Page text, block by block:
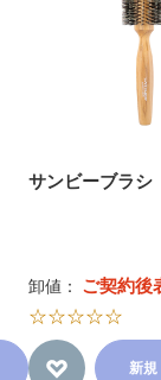
サンビーブラ
卸値： ご契約後
☆☆☆☆☆
新規